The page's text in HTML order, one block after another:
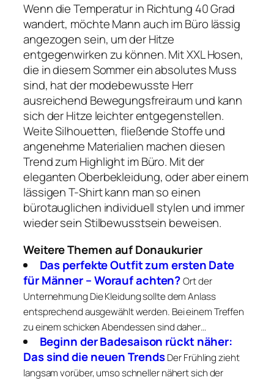
Wenn die Temperatur in Richtung 40 Grad
wandert, möchte Mann auch im Büro lässig
angezogen sein, um der Hitze
entgegenwirken zu können. Mit XXL Hosen,
die in diesem Sommer ein absolutes Muss
sind, hat der modebewusste Herr
ausreichend Bewegungsfreiraum und kann
sich der Hitze leichter entgegenstellen.
Weite Silhouetten, fließende Stoffe und
angenehme Materialien machen diesen
Trend zum Highlight im Büro. Mit der
eleganten Oberbekleidung, oder aber einem
lässigen T-Shirt kann man so einen
bürotauglichen individuell stylen und immer
wieder sein Stilbewusstsein beweisen.
Weitere Themen auf Donaukurier
Das perfekte Outfit zum ersten Date
für Männer – Worauf achten? Ort der
Unternehmung Die Kleidung sollte dem Anlass
entsprechend ausgewählt werden. Bei einem Treffen
zu einem schicken Abendessen sind daher…
Beginn der Badesaison rückt näher:
Das sind die neuen Trends Der Frühling zieht
langsam vorüber, umso schneller nähert sich der